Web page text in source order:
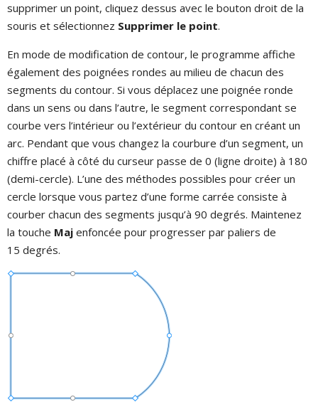
supprimer un point, cliquez dessus avec le bouton droit de la
souris et sélectionnez Supprimer le point.
En mode de modification de contour, le programme affiche
également des poignées rondes au milieu de chacun des
segments du contour. Si vous déplacez une poignée ronde
dans un sens ou dans l’autre, le segment correspondant se
courbe vers l’intérieur ou l’extérieur du contour en créant un
arc. Pendant que vous changez la courbure d’un segment, un
chiffre placé à côté du curseur passe de 0 (ligne droite) à 180
(demi-cercle). L’une des méthodes possibles pour créer un
cercle lorsque vous partez d’une forme carrée consiste à
courber chacun des segments jusqu’à 90 degrés. Maintenez
la touche Maj enfoncée pour progresser par paliers de
15 degrés.